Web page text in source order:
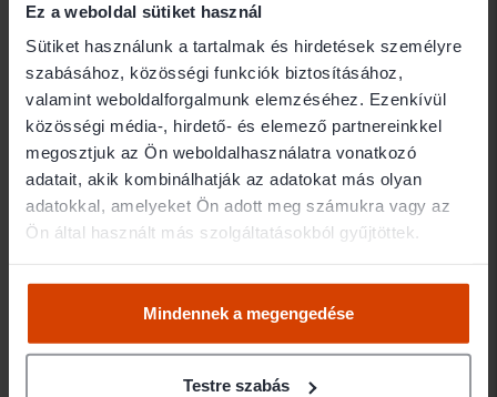
Ez a weboldal sütiket használ
Sütiket használunk a tartalmak és hirdetések személyre
szabásához, közösségi funkciók biztosításához,
valamint weboldalforgalmunk elemzéséhez. Ezenkívül
közösségi média-, hirdető- és elemező partnereinkkel
megosztjuk az Ön weboldalhasználatra vonatkozó
adatait, akik kombinálhatják az adatokat más olyan
adatokkal, amelyeket Ön adott meg számukra vagy az
Ön által használt más szolgáltatásokból gyűjtöttek.
Mindennek a megengedése
Testre szabás
Dr. Albert Csilla
Ügyvéd
1464 Budapest
Dr. Albert Nikoletta Zita
Ügyvéd
Dr. Alberti György
Ügyvéd